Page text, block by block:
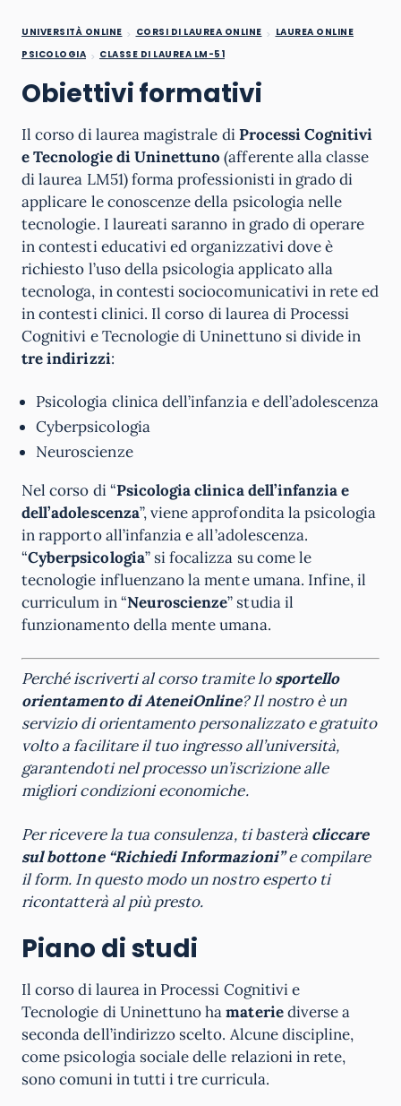
UNIVERSITÀ ONLINE CORSI DI LAUREA ONLINE
LAUREA ONLINE
PSICOLOGIA
CLASSE DI LAUREA LM-51
Obiettivi formativi
Il corso di laurea magistrale diProcessi Cognitivi
e Tecnologie di Uninettuno (afferente alla classe
di laurea LM51) forma professionisti in grado di
applicare le conoscenze della psicologia nelle
tecnologie. I laureati saranno in grado di operare
in contesti educativi ed organizzativi dove è
richiesto l’uso della psicologia applicato alla
tecnologa, in contesti sociocomunicativi in rete ed
in contesti clinici. Il corso di laurea di Processi
Cognitivi e Tecnologie di Uninettuno si divide in
tre indirizzi:
Psicologia clinica dell’infanzia e dell’adolescenza
Cyberpsicologia
Neuroscienze
Nel corso di “Psicologia clinica dell’infanzia e
dell’adolescenza”, viene approfondita la psicologia
in rapporto all’infanzia e all’adolescenza.
“Cyberpsicologia” si focalizza su come le
tecnologie influenzano la mente umana. Infine, il
curriculum in “Neuroscienze” studia il
funzionamento della mente umana.
Perché iscriverti al corso tramite losportello
orientamento diAteneiOnline? Il nostro è un
servizio di orientamento personalizzato e gratuito
volto a facilitare il tuo ingresso all’università,
garantendoti nel processo un’iscrizione alle
migliori condizioni economiche.
Per ricevere la tua consulenza, ti basterà cliccare
sul bottone “Richiedi Informazioni”e compilare
il form. In questo modo un nostro esperto ti
ricontatterà al più presto.
Piano di studi
Il corso di laurea in Processi Cognitivi e
Tecnologie di Uninettuno hamateriediverse a
seconda dell’indirizzo scelto. Alcune discipline,
come psicologia sociale delle relazioni in rete,
sono comuni in tutti i tre curricula.